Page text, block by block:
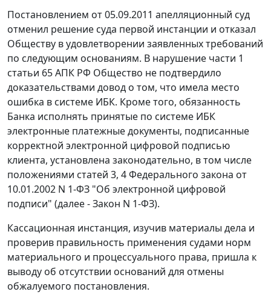
Постановлением от 05.09.2011 апелляционный суд
отменил решение суда первой инстанции и отказал
Обществу в удовлетворении заявленных требований
по следующим основаниям. В нарушение части 1
статьи 65АПК РФ Общество не подтвердило
доказательствами довод о том, что имела место
ошибка в системе ИБК. Кроме того, обязанность
Банка исполнять принятые по системе ИБК
электронные платежные документы, подписанные
корректной электронной цифровой подписью
клиента, установлена законодательно, в том числе
положениями статей 3, 4Федерального закона от
10.01.2002 N 1-ФЗ "Об электронной цифровой
подписи" (далее - Закон N 1-ФЗ).
Кассационная инстанция, изучив материалы дела и
проверив правильность применения судами норм
материального и процессуального права, пришла к
выводу об отсутствии оснований для отмены
обжалуемого постановления.